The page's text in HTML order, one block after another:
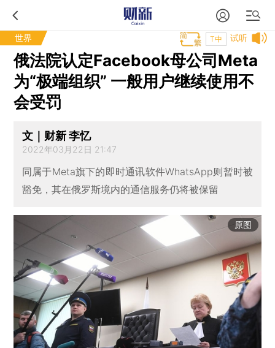
世界 试听
T中
俄法院认定Facebook母公司Meta
为“极端组织” 一般用户继续使用不
会受罚
文｜财新 李忆
2022年03月22日 21:47
同属于Meta旗下的即时通讯软件WhatsApp则暂时被
豁免，其在俄罗斯境内的通信服务仍将被保留
原图